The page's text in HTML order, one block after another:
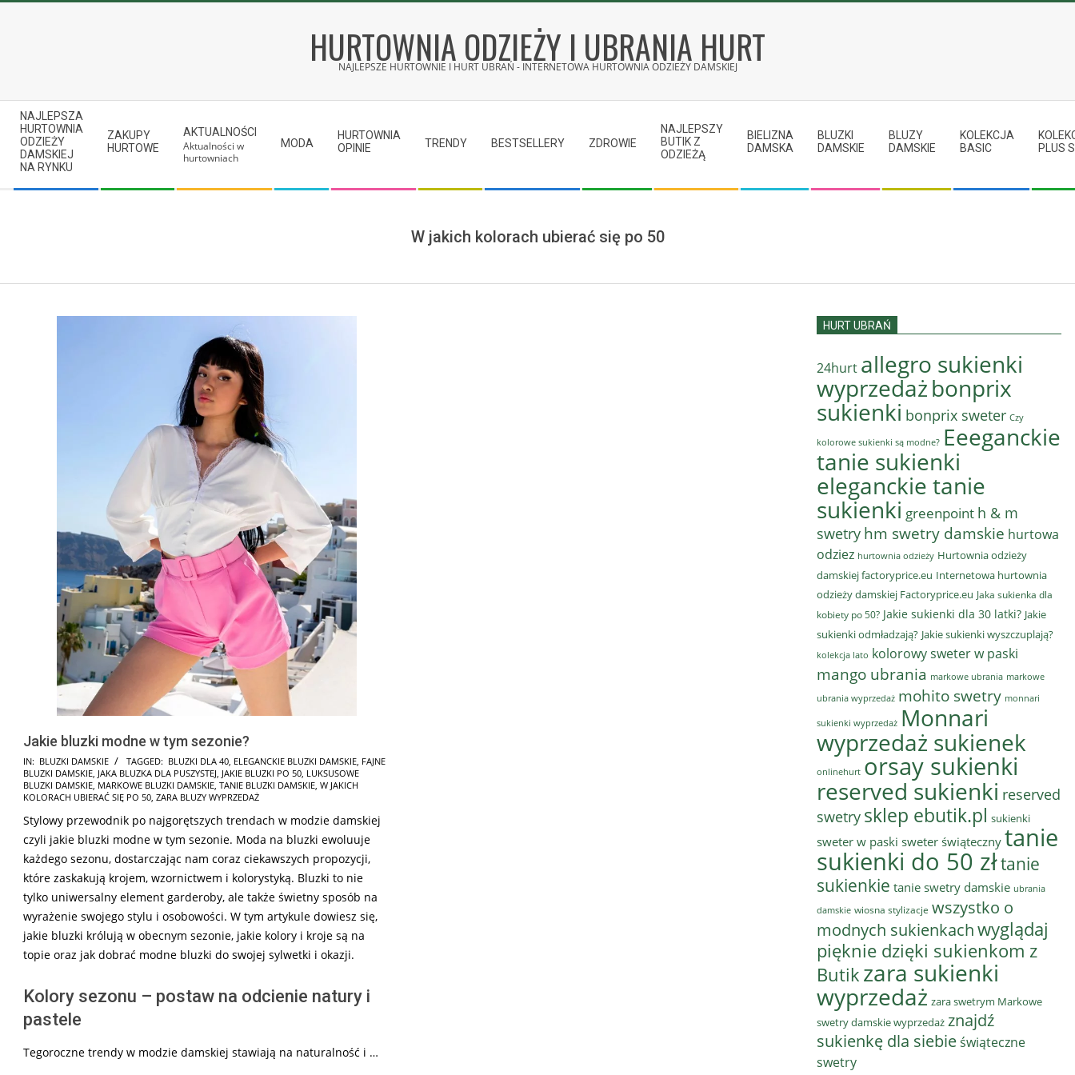
HURTOWNIA ODZIEŻY I UBRANIA HURT
NAJLEPSZE HURTOWNIE I HURT UBRAŃ - INTERNETOWA HURTOWNIA ODZIEŻY DAMSKIEJ
Secondary
Navigation
Menu
NAJLEPSZA
HURTOWNIA
ODZIEŻY
DAMSKIEJ
NA RYNKU
ZAKUPY
HURTOWE
AKTUALNOŚCI
Aktualności w
hurtowniach
MODA
HURTOWNIA
OPINIE
TRENDY BESTSELLERY ZDROWIE
NAJLEPSZY
BUTIK Z
ODZIEŻĄ
BIELIZNA
DAMSKA
BLUZKI
DAMSKIE
BLUZY
DAMSKIE
KOLEKCJA
BASIC
PLUS
W jakich kolorach ubierać się po 50
Jakie bluzki modne w tym sezonie?
2025-
03-
02
IN: BLUZKI DAMSKIE TAGGED: BLUZKI DLA 40, ELEGANCKIE BLUZKI DAMSKIE, FAJNE
BLUZKI DAMSKIE, JAKA BLUZKA DLA PUSZYSTEJ, JAKIE BLUZKI PO 50, LUKSUSOWE
BLUZKI DAMSKIE, MARKOWE BLUZKI DAMSKIE, TANIE BLUZKI DAMSKIE, W JAKICH
KOLORACH UBIERAĆ SIĘ PO 50, ZARA BLUZY WYPRZEDAŻ
Stylowy przewodnik po najgorętszych trendach w modzie damskiej
czyli jakie bluzki modne w tym sezonie. Moda na bluzki ewoluuje
każdego sezonu, dostarczając nam coraz ciekawszych propozycji,
które zaskakują krojem, wzornictwem i kolorystyką. Bluzki to nie
tylko uniwersalny element garderoby, ale także świetny sposób na
wyrażenie swojego stylu i osobowości. W tym artykule dowiesz się,
jakie bluzki królują w obecnym sezonie, jakie kolory i kroje są na
topie oraz jak dobrać modne bluzki do swojej sylwetki i okazji.
Kolory sezonu – postaw na odcienie natury i
pastele
Tegoroczne trendy w modzie damskiej stawiają na naturalność i …
HURT UBRAŃ
24hurt allegro sukienki
wyprzedażbonprix
sukienki bonprix sweter Czy
kolorowe sukienki są modne? Eeeganckie
tanie sukienki
eleganckie tanie
sukienki greenpoint h & m
swetry hm swetry damskie hurtowa
odziez hurtownia odzieży Hurtownia odzieży
damskiej factoryprice.eu Internetowa hurtownia
odzieży damskiej Factoryprice.eu Jaka sukienka dla
kobiety po 50? Jakie sukienki dla 30 latki? Jakie
sukienki odmładzają? Jakie sukienki wyszczuplają?
kolekcja lato kolorowy sweter w paski
mango ubrania markowe ubrania markowe
ubrania wyprzedaż mohito swetry monnari
sukienki wyprzedaż Monnari
wyprzedaż sukienek
onlinehurt orsay sukienki
reserved sukienki reserved
swetry sklep ebutik.pl sukienki
sweter w paski sweter świątecznytanie
sukienki do 50 złtanie
sukienkie tanie swetry damskie ubrania
damskie wiosna stylizacje wszystko o
modnych sukienkachwyglądaj
pięknie dzięki sukienkom z
Butik zara sukienki
wyprzedaż zara swetrym Markowe
swetry damskie wyprzedaż znajdź
sukienkę dla siebieświąteczne
swetry